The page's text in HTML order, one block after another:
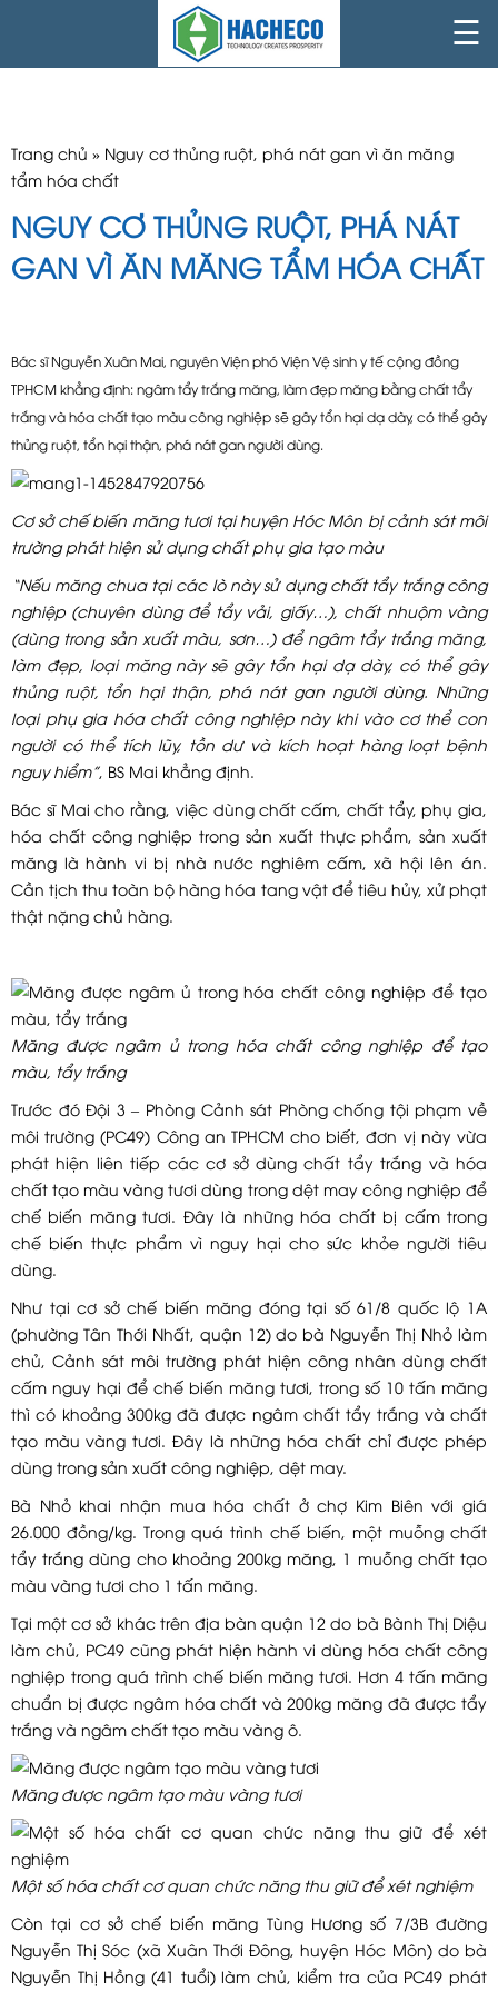
☰
Trang chủ » Nguy cơ thủng ruột, phá nát gan vì ăn măng
tẩm hóa chất
NGUY CƠ THỦNG RUỘT, PHÁ NÁT
GAN VÌ ĂN MĂNG TẨM HÓA CHẤT
Bác sĩ Nguyễn Xuân Mai, nguyên Viện phó Viện Vệ sinh y tế cộng đồng
TPHCM khẳng định: ngâm tẩy trắng măng, làm đẹp măng bằng chất tẩy
trắng và hóa chất tạo màu công nghiệp sẽ gây tổn hại dạ dày, có thể gây
thủng ruột, tổn hại thận, phá nát gan người dùng.
Cơ sở chế biến măng tươi tại huyện Hóc Môn bị cảnh sát môi
trường phát hiện sử dụng chất phụ gia tạo màu
“Nếu măng chua tại các lò này sử dụng chất tẩy trắng công
nghiệp (chuyên dùng để tẩy vải, giấy…), chất nhuộm vàng
(dùng trong sản xuất màu, sơn…) để ngâm tẩy trắng măng,
làm đẹp, loại măng này sẽ gây tổn hại dạ dày, có thể gây
thủng ruột, tổn hại thận, phá nát gan người dùng. Những
loại phụ gia hóa chất công nghiệp này khi vào cơ thể con
người có thể tích lũy, tồn dư và kích hoạt hàng loạt bệnh
nguy hiểm”, BS Mai khẳng định.
Bác sĩ Mai cho rằng, việc dùng chất cấm, chất tẩy, phụ gia,
hóa chất công nghiệp trong sản xuất thực phẩm, sản xuất
măng là hành vi bị nhà nước nghiêm cấm, xã hội lên án.
Cần tịch thu toàn bộ hàng hóa tang vật để tiêu hủy, xử phạt
thật nặng chủ hàng.
Măng được ngâm ủ trong hóa chất công nghiệp để tạo
màu, tẩy trắng
Trước đó Đội 3 – Phòng Cảnh sát Phòng chống tội phạm về
môi trường (PC49) Công an TPHCM cho biết, đơn vị này vừa
phát hiện liên tiếp các cơ sở dùng chất tẩy trắng và hóa
chất tạo màu vàng tươi dùng trong dệt may công nghiệp để
chế biến măng tươi. Đây là những hóa chất bị cấm trong
chế biến thực phẩm vì nguy hại cho sức khỏe người tiêu
dùng.
Như tại cơ sở chế biến măng đóng tại số 61/8 quốc lộ 1A
(phường Tân Thới Nhất, quận 12) do bà Nguyễn Thị Nhỏ làm
chủ, Cảnh sát môi trường phát hiện công nhân dùng chất
cấm nguy hại để chế biến măng tươi, trong số 10 tấn măng
thì có khoảng 300kg đã được ngâm chất tẩy trắng và chất
tạo màu vàng tươi. Đây là những hóa chất chỉ được phép
dùng trong sản xuất công nghiệp, dệt may.
Bà Nhỏ khai nhận mua hóa chất ở chợ Kim Biên với giá
26.000 đồng/kg. Trong quá trình chế biến, một muỗng chất
tẩy trắng dùng cho khoảng 200kg măng, 1 muỗng chất tạo
màu vàng tươi cho 1 tấn măng.
Tại một cơ sở khác trên địa bàn quận 12 do bà Bành Thị Diệu
làm chủ, PC49 cũng phát hiện hành vi dùng hóa chất công
nghiệp trong quá trình chế biến măng tươi. Hơn 4 tấn măng
chuẩn bị được ngâm hóa chất và 200kg măng đã được tẩy
trắng và ngâm chất tạo màu vàng ô.
Măng được ngâm tạo màu vàng tươi
Một số hóa chất cơ quan chức năng thu giữ để xét nghiệm
Còn tại cơ sở chế biến măng Tùng Hương số 7/3B đường
Nguyễn Thị Sóc (xã Xuân Thới Đông, huyện Hóc Môn) do bà
Nguyễn Thị Hồng (41 tuổi) làm chủ, kiểm tra của PC49 phát